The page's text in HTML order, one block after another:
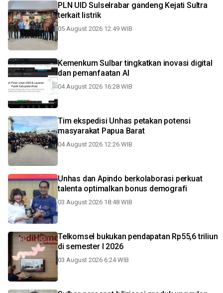
PLN UID Sulselrabar gandeng Kejati Sultra
terkait listrik
05 August 2026 12:49 WIB
Kemenkum Sulbar tingkatkan inovasi digital
dan pemanfaatan AI
04 August 2026 16:28 WIB
Tim ekspedisi Unhas petakan potensi
masyarakat Papua Barat
04 August 2026 12:26 WIB
Unhas dan Apindo berkolaborasi perkuat
talenta optimalkan bonus demografi
03 August 2026 18:48 WIB
Telkomsel bukukan pendapatan Rp55,6 triliun
di semester I 2026
03 August 2026 6:24 WIB